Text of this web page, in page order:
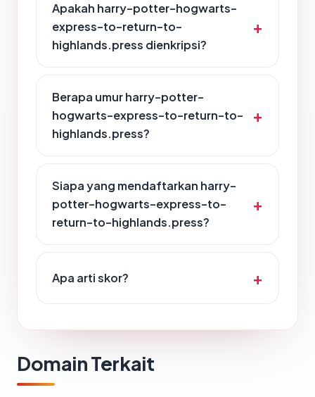
Apakah harry-potter-hogwarts-
express-to-return-to-
highlands.press dienkripsi?
Berapa umur harry-potter-
hogwarts-express-to-return-to-
highlands.press?
Siapa yang mendaftarkan harry-
potter-hogwarts-express-to-
return-to-highlands.press?
Apa arti skor?
Domain Terkait